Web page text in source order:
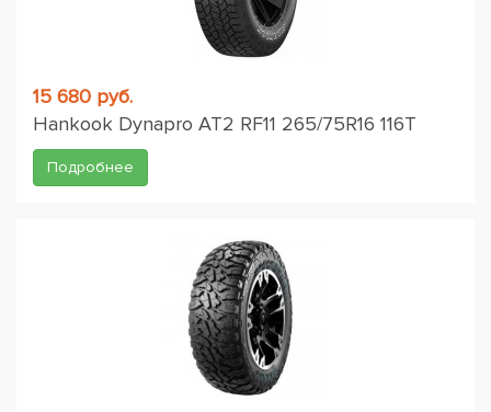
15 680 руб.
Hankook Dynapro AT2 RF11 265/75R16 116T
Подробнее